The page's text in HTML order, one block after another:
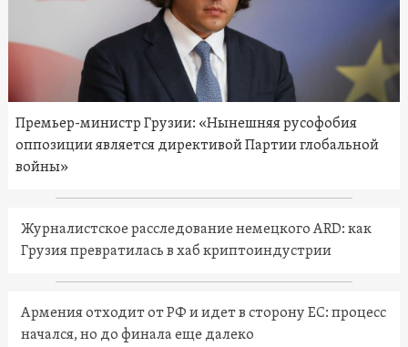
Премьер-министр Грузии: «Нынешняя русофобия
оппозиции является директивой Партии глобальной
войны»
Журналистское расследование немецкого ARD: как
Грузия превратилась в хаб криптоиндустрии
Армения отходит от РФ и идет в сторону ЕС: процесс
начался, но до финала еще далеко